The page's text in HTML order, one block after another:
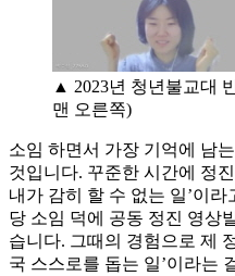
▲ 2023년 청년불교대
맨 오른쪽)
소임 하면서 가장 기억에 남
것입니다. 꾸준한 시간에 정
내가 감히 할 수 없는 일’이
당 소임 덕에 공동 정진 영상
습니다. 그때의 경험으로 제
국 스스로를 돕는 일’이라는